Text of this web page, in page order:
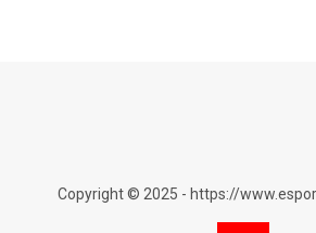
Copyright © 2025 - https://